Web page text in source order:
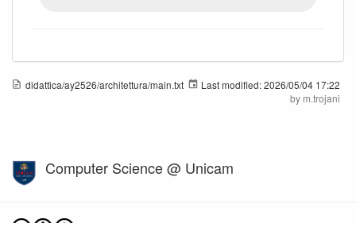
didattica/ay2526/architettura/main.txt Last modified:2026/05/04 17:22
by m.trojani
Computer Science @ Unicam